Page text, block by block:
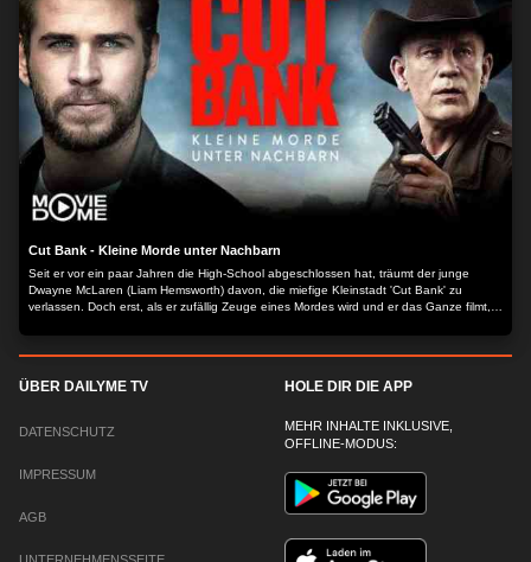
bereitgestellt von: PLAION PICTURES GmbH, Lochhamer Str. 9, 82152
Planegg/München
Cut Bank - Kleine Morde unter Nachbarn
Seit er vor ein paar Jahren die High-School abgeschlossen hat, träumt der junge
Dwayne McLaren (Liam Hemsworth) davon, die miefige Kleinstadt 'Cut Bank' zu
verlassen. Doch erst, als er zufällig Zeuge eines Mordes wird und er das Ganze filmt,
irgendwo anders als in 'Cut Bank' neu anzufangen. Doch von nun an hat jede seiner
Entscheidungen verheerende Folgen, die beweisen, dass das Verbrechen auch im
Stadt völlig überrumpelte Sheriff Vogel (John Malkovich) ist komplett überfordert und
seine eigenen Nachforschungen im Mordfall an... Der Inhalt wird bereitgestellt von:
PLAION PICTURES GmbH, Lochhamer Str. 9, 82152 Planegg/München
ÜBER DAILYME TV
DATENSCHUTZ
IMPRESSUM
AGB
HOLE DIR DIE APP
MEHR INHALTE INKLUSIVE,
OFFLINE-MODUS: